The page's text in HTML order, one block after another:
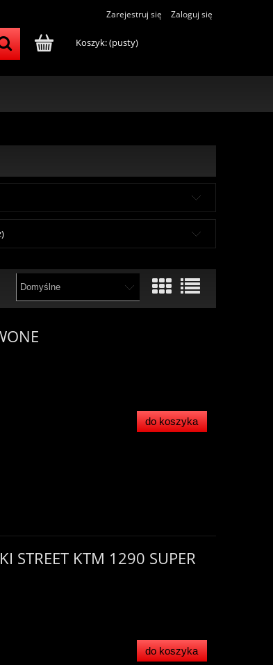
Zarejestruj się Zaloguj się
Koszyk:(pusty)
do koszyka
STREET KTM 1290 SUPER
do koszyka